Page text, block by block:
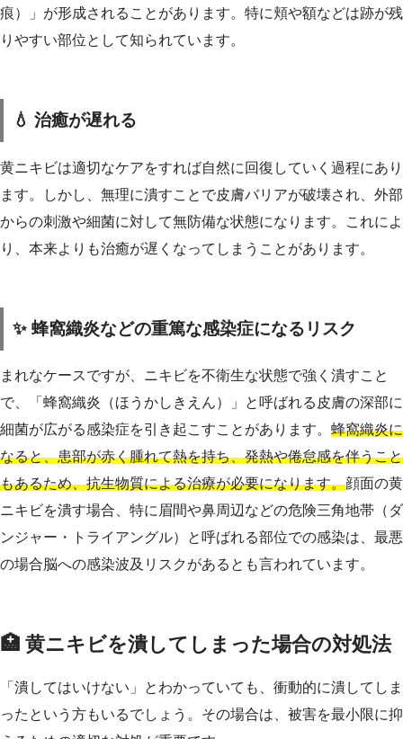
痕）」が形成されることがあります。特に頬や額などは跡が残
りやすい部位として知られています。
💧 治癒が遅れる
黄ニキビは適切なケアをすれば自然に回復していく過程にあり
ます。しかし、無理に潰すことで皮膚バリアが破壊され、外部
からの刺激や細菌に対して無防備な状態になります。これによ
り、本来よりも治癒が遅くなってしまうことがあります。
✨ 蜂窩織炎などの重篤な感染症になるリスク
まれなケースですが、ニキビを不衛生な状態で強く潰すこと
で、「蜂窩織炎（ほうかしきえん）」と呼ばれる皮膚の深部に
細菌が広がる感染症を引き起こすことがあります。 蜂窩織炎に
なると、患部が赤く腫れて熱を持ち、発熱や倦怠感を伴うこと
もあるため、抗生物質による治療が必要になります。顔面の黄
ニキビを潰す場合、特に眉間や鼻周辺などの危険三角地帯（ダ
ンジャー・トライアングル）と呼ばれる部位での感染は、最悪
の場合脳への感染波及リスクがあるとも言われています。
🏥 黄ニキビを潰してしまった場合の対処法
「潰してはいけない」とわかっていても、衝動的に潰してしま
ったという方もいるでしょう。その場合は、被害を最小限に抑